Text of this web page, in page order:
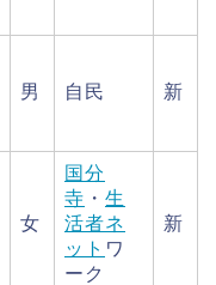
男 自民 新
女
国分
寺 ・ 生
活者ネ
ット ワ
ーク
新